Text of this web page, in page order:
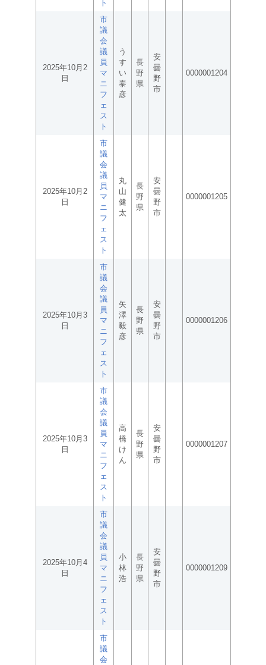
ト
2025年10月2
日
市
議
会
議
員
マ
ニ
フ
ェ
ス
ト
う
す
い
泰
彦
長
野
県
安
曇
野
市
0000001204
2025年10月2
日
市
議
会
議
員
マ
ニ
フ
ェ
ス
ト
丸
山
健
太
長
野
県
安
曇
野
市
0000001205
2025年10月3
日
市
議
会
議
員
マ
ニ
フ
ェ
ス
ト
矢
澤
毅
彦
長
野
県
安
曇
野
市
0000001206
2025年10月3
日
市
議
会
議
員
マ
ニ
フ
ェ
ス
ト
高
橋
け
ん
長
野
県
安
曇
野
市
0000001207
2025年10月4
日
市
議
会
議
員
マ
ニ
フ
ェ
ス
ト
小
林
浩
長
野
県
安
曇
野
市
0000001209
市
議
会